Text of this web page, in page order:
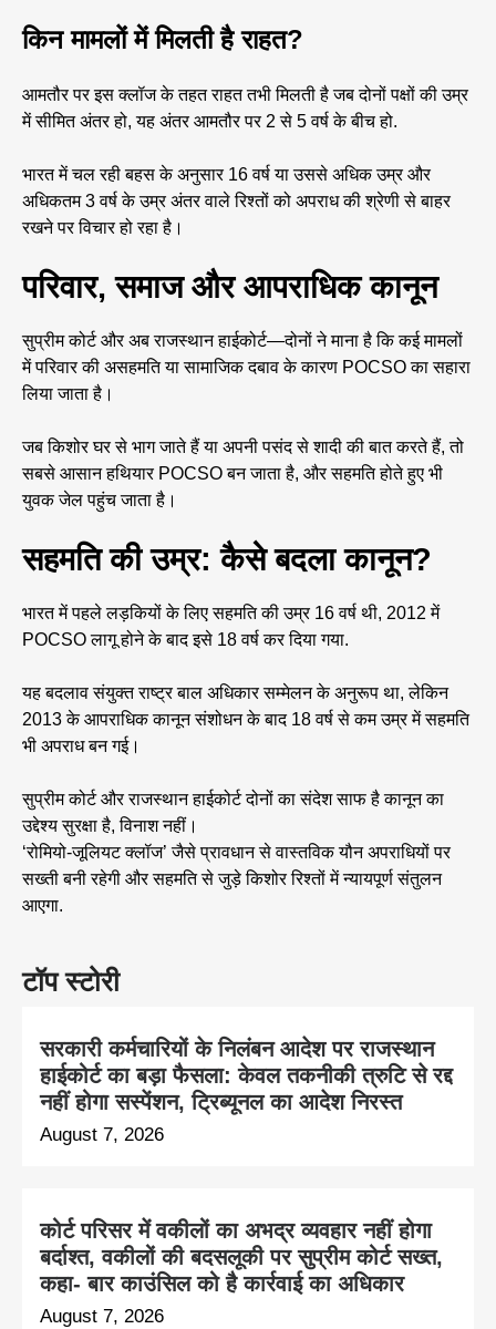
टॉप स्टोरी
सरकारी कर्मचारियों के निलंबन आदेश पर राजस्थान
हाईकोर्ट का बड़ा फैसला: केवल तकनीकी त्रुटि से रद्द
नहीं होगा सस्पेंशन, ट्रिब्यूनल का आदेश निरस्त
August 7, 2026
कोर्ट परिसर में वकीलों का अभद्र व्यवहार नहीं होगा
बर्दाश्त, वकीलों की बदसलूकी पर सुप्रीम कोर्ट सख्त,
कहा- बार काउंसिल को है कार्रवाई का अधिकार
August 7, 2026
किन मामलों में मिलती है राहत?
आमतौर पर इस क्लॉज के तहत राहत तभी मिलती है जब दोनों पक्षों की उम्र
में सीमित अंतर हो, यह अंतर आमतौर पर 2 से 5 वर्ष के बीच हो.
भारत में चल रही बहस के अनुसार 16 वर्ष या उससे अधिक उम्र और
अधिकतम 3 वर्ष के उम्र अंतर वाले रिश्तों को अपराध की श्रेणी से बाहर
रखने पर विचार हो रहा है।
परिवार, समाज और आपराधिक कानून
सुप्रीम कोर्ट और अब राजस्थान हाईकोर्ट—दोनों ने माना है कि कई मामलों
में परिवार की असहमति या सामाजिक दबाव के कारण POCSO का सहारा
लिया जाता है।
जब किशोर घर से भाग जाते हैं या अपनी पसंद से शादी की बात करते हैं, तो
सबसे आसान हथियार POCSO बन जाता है, और सहमति होते हुए भी
युवक जेल पहुंच जाता है।
सहमति की उम्र: कैसे बदला कानून?
भारत में पहले लड़कियों के लिए सहमति की उम्र 16 वर्ष थी, 2012 में
POCSO लागू होने के बाद इसे 18 वर्ष कर दिया गया.
यह बदलाव संयुक्त राष्ट्र बाल अधिकार सम्मेलन के अनुरूप था, लेकिन
2013 के आपराधिक कानून संशोधन के बाद 18 वर्ष से कम उम्र में सहमति
भी अपराध बन गई।
सुप्रीम कोर्ट और राजस्थान हाईकोर्ट दोनों का संदेश साफ है कानून का
उद्देश्य सुरक्षा है, विनाश नहीं।
‘रोमियो-जूलियट क्लॉज’ जैसे प्रावधान से वास्तविक यौन अपराधियों पर
सख्ती बनी रहेगी और सहमति से जुड़े किशोर रिश्तों में न्यायपूर्ण संतुलन
आएगा.